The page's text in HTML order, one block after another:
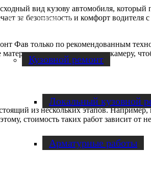
Услуги по ремонту авто
Кузовной ремонт
Локальный кузовной
Арматурные работы
вид кузову автомобиля, который
за безопасность и комфорт
Фав только по рекомендованным
а также малярную камеру,
из нескольких этапов.
стоимость таких работ зависит от